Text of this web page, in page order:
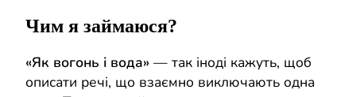
Чим я займаюся?
«Як вогонь і вода» — так іноді кажуть, щоб
описати речі, що взаємно виключають одна